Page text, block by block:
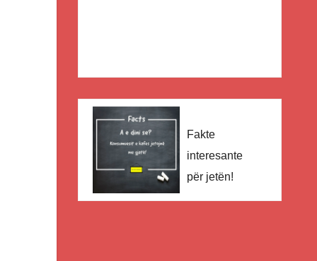
Fakte
interesante
për jetën!